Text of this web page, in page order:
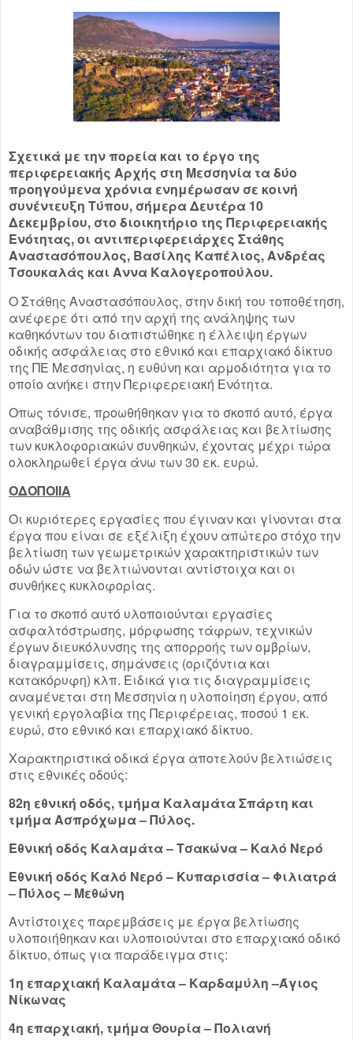
Σχετικά με την πορεία και το έργο της
περιφερειακής Αρχής στη Μεσσηνία τα δύο
προηγούμενα χρόνια ενημέρωσαν σε κοινή
συνέντευξη Τύπου, σήμερα Δευτέρα 10
Δεκεμβρίου, στο διοικητήριο της Περιφερειακής
Ενότητας, οι αντιπεριφερειάρχες Στάθης
Αναστασόπουλος, Βασίλης Καπέλιος, Ανδρέας
Τσουκαλάς και Αννα Καλογεροπούλου.
Ο Στάθης Αναστασόπουλος, στην δική του τοποθέτηση,
ανέφερε ότι από την αρχή της ανάληψης των
καθηκόντων του διαπιστώθηκε η έλλειψη έργων
οδικής ασφάλειας στο εθνικό και επαρχιακό δίκτυο
της ΠΕ Μεσσηνίας, η ευθύνη και αρμοδιότητα για το
οποίο ανήκει στην Περιφερειακή Ενότητα.
Οπως τόνισε, προωθήθηκαν για το σκοπό αυτό, έργα
αναβάθμισης της οδικής ασφάλειας και βελτίωσης
των κυκλοφοριακών συνθηκών, έχοντας μέχρι τώρα
ολοκληρωθεί έργα άνω των 30 εκ. ευρώ.
ΟΔΟΠΟΙΙΑ
Οι κυριότερες εργασίες που έγιναν και γίνονται στα
έργα που είναι σε εξέλιξη έχουν απώτερο στόχο την
βελτίωση των γεωμετρικών χαρακτηριστικών των
οδών ώστε να βελτιώνονται αντίστοιχα και οι
συνθήκες κυκλοφορίας.
Για το σκοπό αυτό υλοποιούνται εργασίες
ασφαλτόστρωσης, μόρφωσης τάφρων, τεχνικών
έργων διευκόλυνσης της απορροής των ομβρίων,
διαγραμμίσεις, σημάνσεις (οριζόντια και
κατακόρυφη) κλπ. Ειδικά για τις διαγραμμίσεις
αναμένεται στη Μεσσηνία η υλοποίηση έργου, από
γενική εργολαβία της Περιφέρειας, ποσού 1 εκ.
ευρώ, στο εθνικό και επαρχιακό δίκτυο.
Χαρακτηριστικά οδικά έργα αποτελούν βελτιώσεις
στις εθνικές οδούς:
82η εθνική οδός, τμήμα Καλαμάτα Σπάρτη και
τμήμα Ασπρόχωμα – Πύλος.
Εθνική οδός Καλαμάτα – Τσακώνα – Καλό Νερό
Εθνική οδός Καλό Νερό – Κυπαρισσία – Φιλιατρά
– Πύλος – Μεθώνη
Αντίστοιχες παρεμβάσεις με έργα βελτίωσης
υλοποιήθηκαν και υλοποιούνται στο επαρχιακό οδικό
δίκτυο, όπως για παράδειγμα στις:
1η επαρχιακή Καλαμάτα – Καρδαμύλη –Άγιος
Νίκωνας
4η επαρχιακή, τμήμα Θουρία – Πολιανή